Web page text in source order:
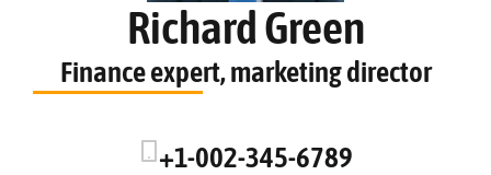
Richard Green
Finance expert, marketing director
+1-002-345-6789